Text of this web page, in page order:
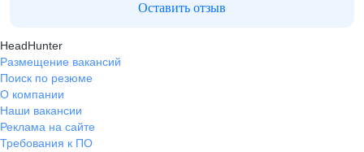
Оставить отзыв
HeadHunter
Размещение вакансий
Поиск по резюме
О компании
Наши вакансии
Реклама на сайте
Требования к ПО